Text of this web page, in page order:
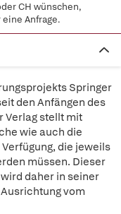
CH wünschen,
eine Anfrage.
Springer
den Anfängen des
Verlag stellt mit
wie auch die
die jeweils
müssen. Dieser
daher in seiner
vom